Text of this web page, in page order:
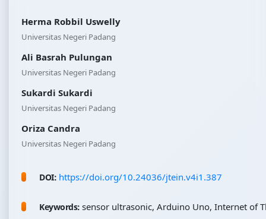
Herma Robbil Uswelly
Universitas Negeri Padang
Ali Basrah Pulungan
Universitas Negeri Padang
Sukardi Sukardi
Universitas Negeri Padang
Oriza Candra
Universitas Negeri Padang
DOI: https://doi.org/10.24036/jtein.v4i1.387
Keywords: sensor ultrasonic, Arduino Uno, Internet of